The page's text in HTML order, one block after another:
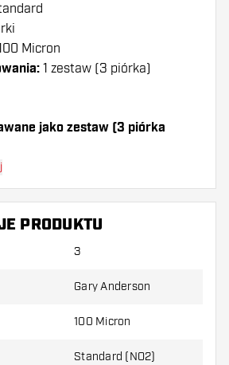
Micron
1 zestaw (3 piórka)
jako zestaw (3 piórka
pod ręką dużo piórek i
użytkowania.
się, który wariant
PRODUKTU
3
Gary Anderson
100 Micron
Standard (NO2)